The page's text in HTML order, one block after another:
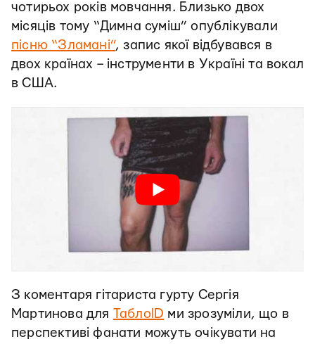
чотирьох років мовчання. Близько двох
місяців тому “Димна суміш” опублікували
пісню “Зламані”, запис якої відбувався в
двох країнах – інструменти в Україні та вокал
в США.
З коментаря гітариста гурту Сергія
Мартинова для ТаблоID ми зрозуміли, що в
перспективі фанати можуть очікувати на